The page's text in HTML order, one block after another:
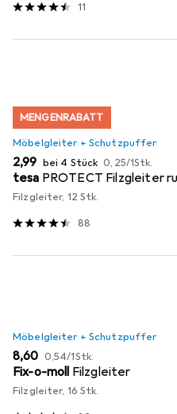
11
MENGENRABATT
Möbelgleiter + Schutzpuffer
EUR
2,99 bei 4 Stück EUR
0,25/1Stk.
tesa PROTECT Filzgleiter
Filzgleiter, 12 Stk.
88
Möbelgleiter + Schutzpuffer
EUR
8,60 EUR
0,54/1Stk.
Fix-o-moll Filzgleiter
Filzgleiter, 16 Stk.